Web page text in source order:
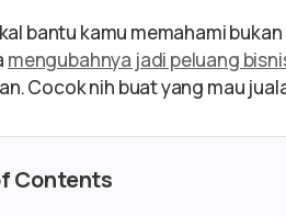
bantu kamu memahami
mengubahnya jadi peluang
Cocok nih buat yang mau
Contents